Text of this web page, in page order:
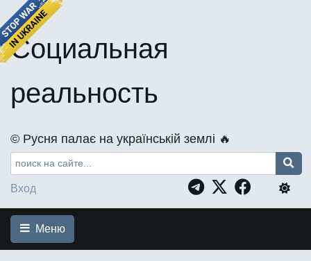
Социальная
реальность
©️ Русня палає на українській землі 🔥
Вход
Меню